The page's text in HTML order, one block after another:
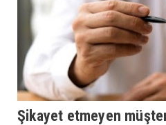
Şikayet etmeyen